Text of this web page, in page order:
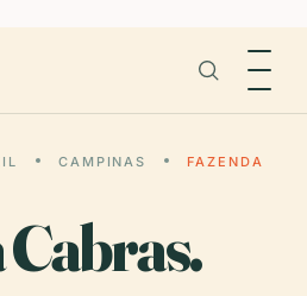
CAMPINAS
FAZENDA